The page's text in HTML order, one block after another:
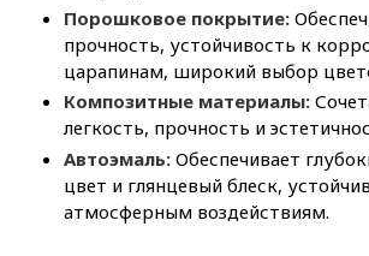
Порошковое покрытие:
прочность, устойчивость к
царапинам, широкий выбор
Композитные материалы:
легкость, прочность и
Автоэмаль:Обеспечивает
цвет и глянцевый блеск,
атмосферным воздействиям.